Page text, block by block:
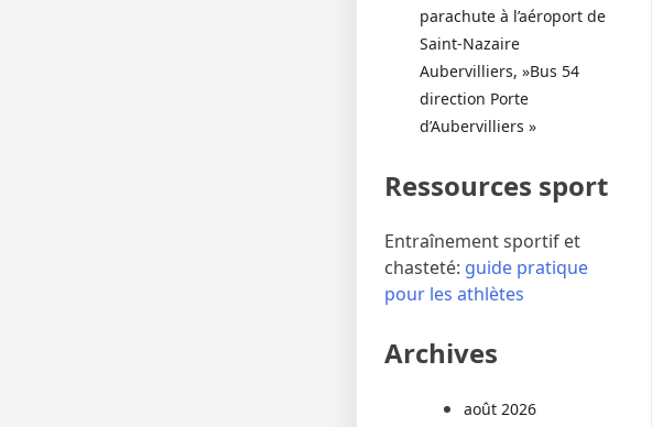
parachute à l’aéroport de
Saint-Nazaire
Aubervilliers, »Bus 54
direction Porte
d’Aubervilliers »
Ressources sport
Entraînement sportif et
chasteté: guide pratique
pour les athlètes
Archives
août 2026